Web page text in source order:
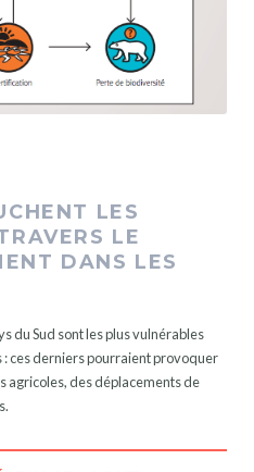
LES
LE
DANS LES
du Sud sont les plus vulnérables
ces derniers pourraient provoquer
agricoles, des déplacements de